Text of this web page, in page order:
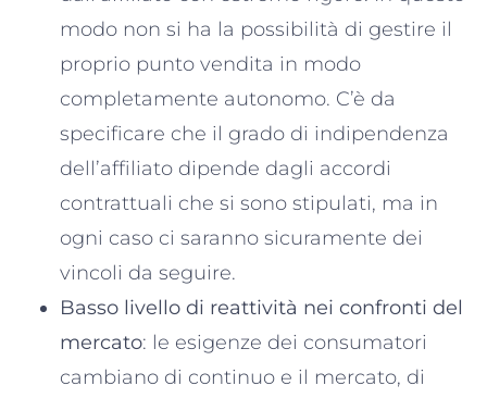
modo non si ha la possibilità di gestire il
proprio punto vendita in modo
completamente autonomo. C’è da
specificare che il grado di indipendenza
dell’affiliato dipende dagli accordi
contrattuali che si sono stipulati, ma in
ogni caso ci saranno sicuramente dei
vincoli da seguire.
Basso livello di reattività nei confronti del
mercato: le esigenze dei consumatori
cambiano di continuo e il mercato, di